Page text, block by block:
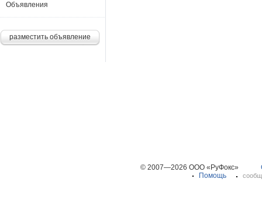
Объявления
разместить объявление
© 2007—2026 ООО «РуФокс»
Помощь